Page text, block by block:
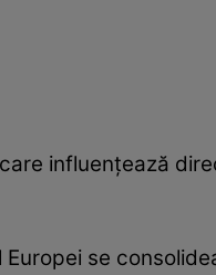
influențează
se